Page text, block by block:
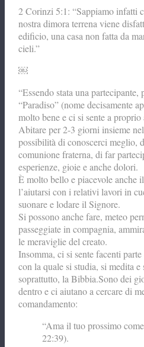
2 Corinzi 5:1: “Sappiamo infatti
nostra dimora terrena viene
edificio, una casa non fatta da
cieli.”
￼
“Essendo stata una partecipante,
“Paradiso” (nome decisamente
molto bene e ci si sente a proprio
Abitare per 2-3 giorni insieme
possibilità di conoscerci meglio,
comunione fraterna, di far
esperienze, gioie e anche dolori.
È molto bello e piacevole anche
l’aiutarsi con i relativi lavori in
suonare e lodare il Signore.
Si possono anche fare, meteo
passeggiate in compagnia,
le meraviglie del creato.
Insomma, ci si sente facenti
con la quale si studia, si medita
soprattutto, la Bibbia.Sono dei
dentro e ci aiutano a cercare di
comandamento:
“Ama il tuo prossimo
22:39).